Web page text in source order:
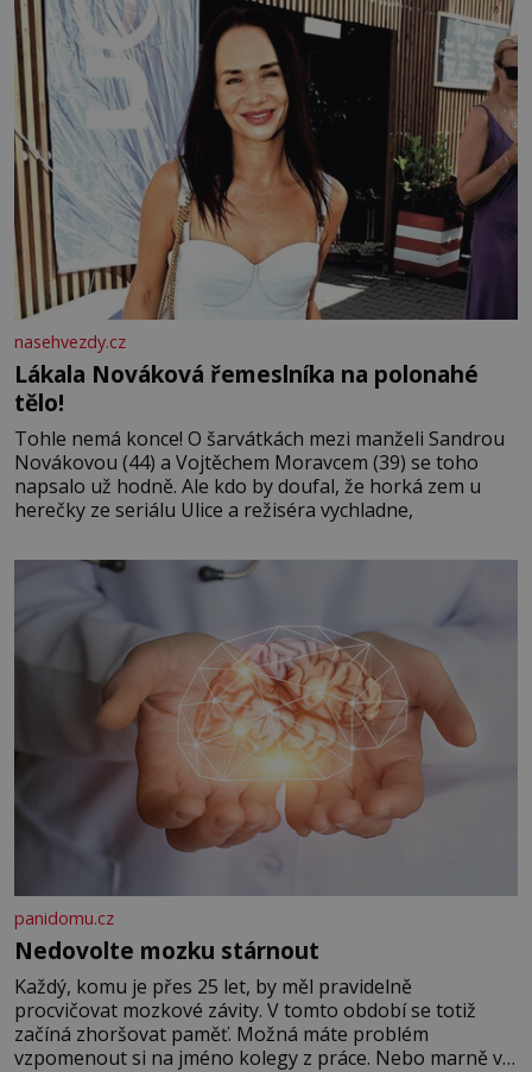
nasehvezdy.cz
Lákala Nováková řemeslníka na polonahé
tělo!
Tohle nemá konce! O šarvátkách mezi manželi Sandrou
Novákovou (44) a Vojtěchem Moravcem (39) se toho
napsalo už hodně. Ale kdo by doufal, že horká zem u
herečky ze seriálu Ulice a režiséra vychladne,
panidomu.cz
Nedovolte mozku stárnout
Každý, komu je přes 25 let, by měl pravidelně
procvičovat mozkové závity. V tomto období se totiž
začíná zhoršovat paměť. Možná máte problém
vzpomenout si na jméno kolegy z práce. Nebo marně v